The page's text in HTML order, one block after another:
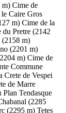
m) Cime de
le Caire Gros
m) Cime de la
du Pretre (2142
(2158 m)
(2201 m)
m) Cime de
Commune
Crete de Vespei
de Marre
Plan Tendasque
(2285
(2295 m) Tetes